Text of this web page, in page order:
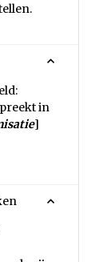
in
]